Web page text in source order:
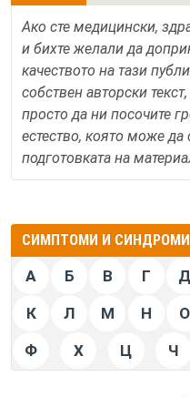
Ако сте медицински,
и бихте желали да
качеството на тази
собствен авторски
просто да ни посочите
естество, която може
подготовката на
СИМПТОМИ И СИНДРОМИ
А Б В Г Д
К Л М Н О
Ф Х Ц Ч